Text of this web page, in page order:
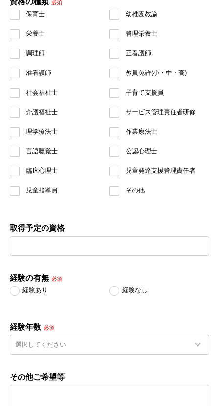
資格の種類 必須
保育士 幼稚園教諭
栄養士 管理栄養士
調理師 正看護師
准看護師 教員免許(小・中・高)
社会福祉士 子育て支援員
介護福祉士 サービス管理責任者研修
理学療法士 作業療法士
言語聴覚士 公認心理士
臨床心理士 児童発達支援管理責任者
児童指導員 その他
取得予定の資格
経験の有無 必須
経験あり 経験なし
経験年数 必須
その他ご希望等